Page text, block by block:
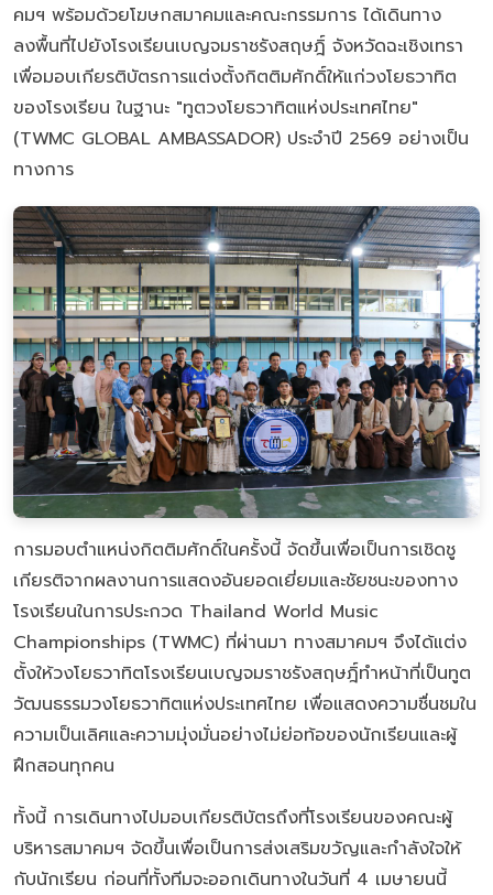
คมฯ พร้อมด้วยโฆษกสมาคมและคณะกรรมการ ได้เดินทาง
ลงพื้นที่ไปยังโรงเรียนเบญจมราชรังสฤษฎิ์ จังหวัดฉะเชิงเทรา
เพื่อมอบเกียรติบัตรการแต่งตั้งกิตติมศักดิ์ให้แก่วงโยธวาทิต
ของโรงเรียน ในฐานะ "ทูตวงโยธวาทิตแห่งประเทศไทย"
(TWMC GLOBAL AMBASSADOR) ประจำปี 2569 อย่างเป็น
ทางการ
การมอบตำแหน่งกิตติมศักดิ์ในครั้งนี้ จัดขึ้นเพื่อเป็นการเชิดชู
เกียรติจากผลงานการแสดงอันยอดเยี่ยมและชัยชนะของทาง
โรงเรียนในการประกวด Thailand World Music
Championships (TWMC) ที่ผ่านมา ทางสมาคมฯ จึงได้แต่ง
ตั้งให้วงโยธวาทิตโรงเรียนเบญจมราชรังสฤษฎิ์ทำหน้าที่เป็นทูต
วัฒนธรรมวงโยธวาทิตแห่งประเทศไทย เพื่อแสดงความชื่นชมใน
ความเป็นเลิศและความมุ่งมั่นอย่างไม่ย่อท้อของนักเรียนและผู้
ฝึกสอนทุกคน
ทั้งนี้ การเดินทางไปมอบเกียรติบัตรถึงที่โรงเรียนของคณะผู้
บริหารสมาคมฯ จัดขึ้นเพื่อเป็นการส่งเสริมขวัญและกำลังใจให้
กับนักเรียน ก่อนที่ทั้งทีมจะออกเดินทางในวันที่ 4 เมษายนนี้